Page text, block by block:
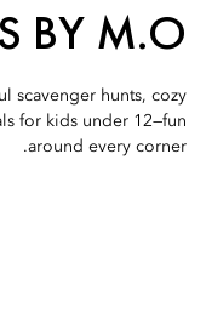
BY M.O.
scavenger hunts, cozy
for kids under 12—fun
around every corner.